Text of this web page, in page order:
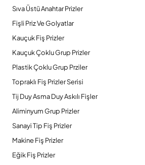
Sıva Üstü Anahtar Prizler
Fişli Priz Ve Golyatlar
Kauçuk Fiş Prizler
Kauçuk Çoklu Grup Prizler
Plastik Çoklu Grup Prziler
Topraklı Fiş Prizler Serisi
Tij Duy Asma Duy Askılı Fişler
Aliminyum Grup Prizler
Sanayi Tip Fiş Prizler
Makine Fiş Prizler
Eğik Fiş Prizler